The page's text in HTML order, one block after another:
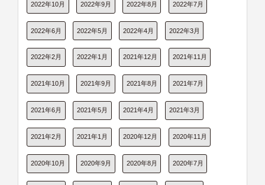
2022年10月 2022年9月 2022年8月 2022年7月
2022年6月 2022年5月 2022年4月 2022年3月
2022年2月 2022年1月 2021年12月 2021年11月
2021年10月 2021年9月 2021年8月 2021年7月
2021年6月 2021年5月 2021年4月 2021年3月
2021年2月 2021年1月 2020年12月 2020年11月
2020年10月 2020年9月 2020年8月 2020年7月